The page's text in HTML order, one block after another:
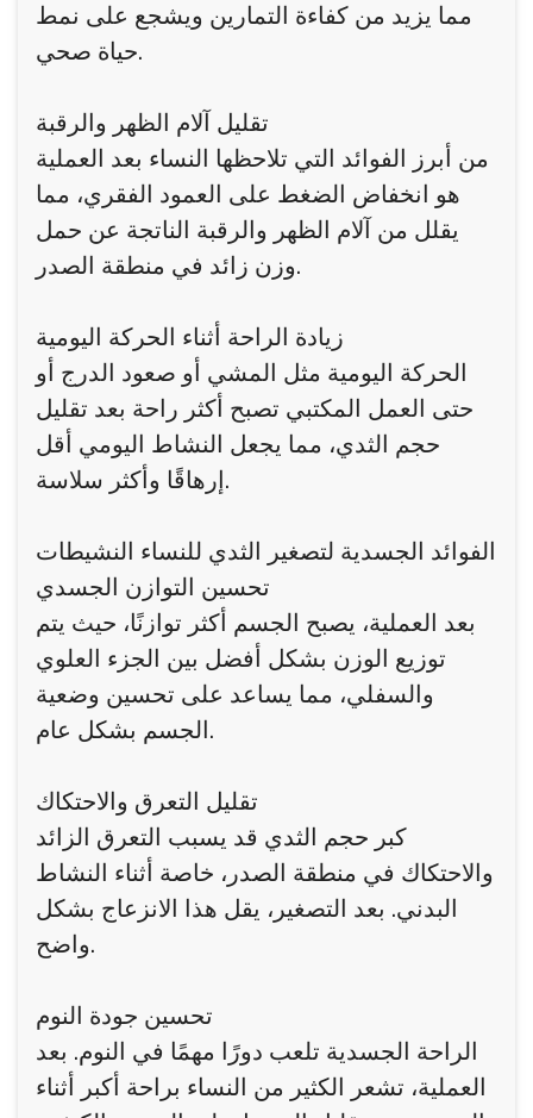
مما يزيد من كفاءة التمارين ويشجع على نمط
حياة صحي.
تقليل آلام الظهر والرقبة
من أبرز الفوائد التي تلاحظها النساء بعد العملية
هو انخفاض الضغط على العمود الفقري، مما
يقلل من آلام الظهر والرقبة الناتجة عن حمل
وزن زائد في منطقة الصدر.
زيادة الراحة أثناء الحركة اليومية
الحركة اليومية مثل المشي أو صعود الدرج أو
حتى العمل المكتبي تصبح أكثر راحة بعد تقليل
حجم الثدي، مما يجعل النشاط اليومي أقل
إرهاقًا وأكثر سلاسة.
الفوائد الجسدية لتصغير الثدي للنساء النشيطات
تحسين التوازن الجسدي
بعد العملية، يصبح الجسم أكثر توازنًا، حيث يتم
توزيع الوزن بشكل أفضل بين الجزء العلوي
والسفلي، مما يساعد على تحسين وضعية
الجسم بشكل عام.
تقليل التعرق والاحتكاك
كبر حجم الثدي قد يسبب التعرق الزائد
والاحتكاك في منطقة الصدر، خاصة أثناء النشاط
البدني. بعد التصغير، يقل هذا الانزعاج بشكل
واضح.
تحسين جودة النوم
الراحة الجسدية تلعب دورًا مهمًا في النوم. بعد
العملية، تشعر الكثير من النساء براحة أكبر أثناء